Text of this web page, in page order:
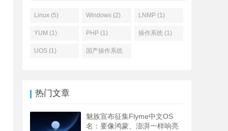
Linux (5) Windows (2) LNMP (1)
YUM (1) PHP (1) 操作系统 (1)
UOS (1) 国产操作系统
热门文章
魅族宣布征集Flyme中文OS
名：要像鸿蒙、澎湃一样响亮